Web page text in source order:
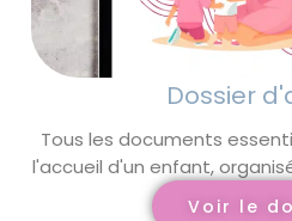
Dossier
Tous les documents
l'accueil d'un enfant,
Voir le